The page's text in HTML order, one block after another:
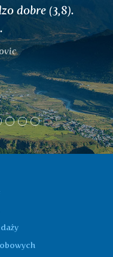
się, że jestem
Waszą
typu Pitta...